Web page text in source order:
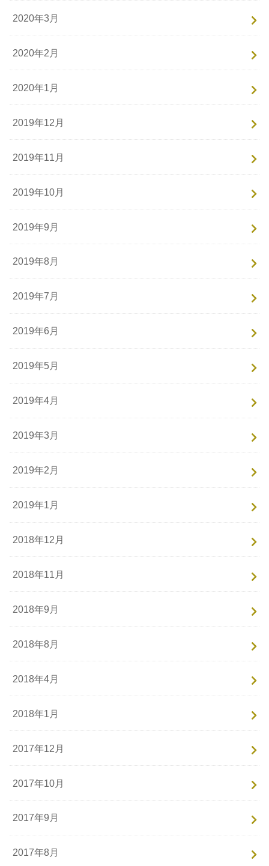
2020年3月
2020年2月
2020年1月
2019年12月
2019年11月
2019年10月
2019年9月
2019年8月
2019年7月
2019年6月
2019年5月
2019年4月
2019年3月
2019年2月
2019年1月
2018年12月
2018年11月
2018年9月
2018年8月
2018年4月
2018年1月
2017年12月
2017年10月
2017年9月
2017年8月